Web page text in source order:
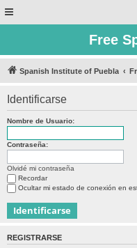
Free
Spanish Institute of Puebla
Identificarse
Nombre de Usuario:
Contraseña:
Olvidé mi contraseña
Recordar
Ocultar mi estado de conexión en
REGISTRARSE